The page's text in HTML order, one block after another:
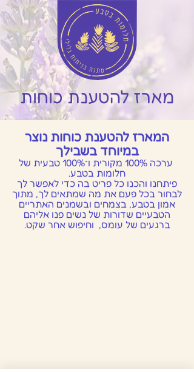
מארז להטענת כוחות
המארז להטענת כוחות נוצר
במיוחד בשבילך
ערכה 100% מקורית ו־100% טבעית של
חלומות בטבע.
פיתחנו והכנו כל פריט בה כדי לאפשר לך
לבחור בכל פעם את מה שמתאים לך, מתוך
אמון בטבע, בצמחים ובשמנים האתריים
הטבעיים שדורות של נשים פנו אליהם
ברגעים של עומס, וחיפוש אחר שקט.